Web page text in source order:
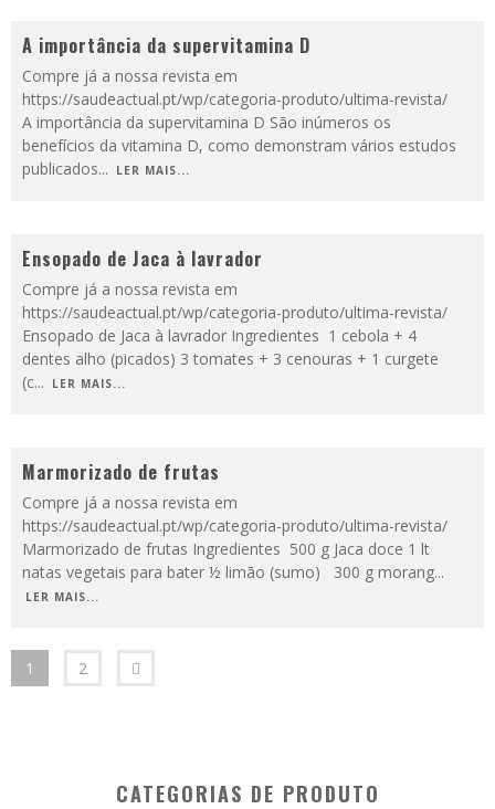
A importância da supervitamina D
Compre já a nossa revista em
https://saudeactual.pt/wp/categoria-produto/ultima-revista/
A importância da supervitamina D São inúmeros os
benefícios da vitamina D, como demonstram vários estudos
publicados... LER MAIS...
Ensopado de Jaca à lavrador
Compre já a nossa revista em
https://saudeactual.pt/wp/categoria-produto/ultima-revista/
Ensopado de Jaca à lavrador Ingredientes 1 cebola + 4
dentes alho (picados) 3 tomates + 3 cenouras + 1 curgete
(c... LER MAIS...
Marmorizado de frutas
Compre já a nossa revista em
https://saudeactual.pt/wp/categoria-produto/ultima-revista/
Marmorizado de frutas Ingredientes 500 g Jaca doce 1 lt
natas vegetais para bater ½ limão (sumo) 300 g morang...
LER MAIS...
1 2
CATEGORIAS DE PRODUTO